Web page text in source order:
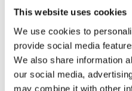
This website uses cookies
We use cookies to
provide social media
We also share information
our social media,
may combine it with other